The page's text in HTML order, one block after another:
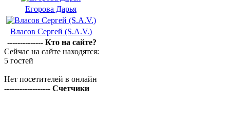
Егорова Дарья
Власов Сергей (S.A.V.)
-------------- Кто на сайте?
Сейчас на сайте находятся:
5 гостей
Нет посетителей в онлайн
------------------ Счетчики